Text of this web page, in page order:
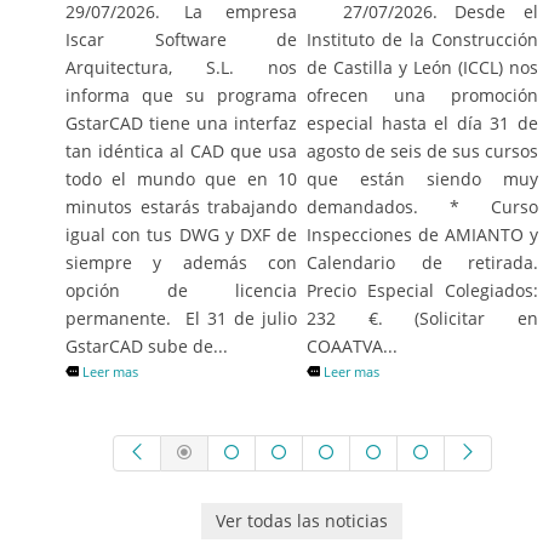
29/07/2026. La empresa
Iscar Software de
Arquitectura, S.L. nos
informa que su programa
GstarCAD tiene una interfaz
tan idéntica al CAD que usa
todo el mundo que en 10
minutos estarás trabajando
igual con tus DWG y DXF de
siempre y además con
opción de licencia
permanente. El 31 de julio
GstarCAD sube de...
Leer mas
27/07/2026. Desde el
Instituto de la Construcción
de Castilla y León (ICCL) nos
ofrecen una promoción
especial hasta el día 31 de
agosto de seis de sus cursos
que están siendo muy
demandados. * Curso
Inspecciones de AMIANTO y
Calendario de retirada.
Precio Especial Colegiados:
232 €. (Solicitar en
COAATVA...
Leer mas
Ver todas las noticias